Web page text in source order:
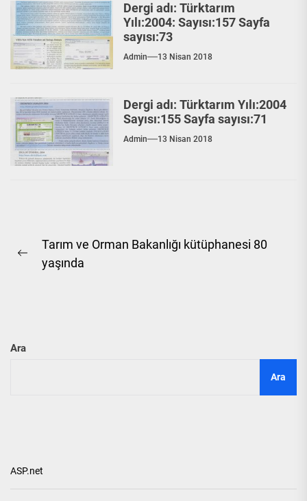
Dergi adı: Türktarım
Yılı:2004: Sayısı:157 Sayfa
sayısı:73
Admin 13 Nisan 2018
Dergi adı: Türktarım Yılı:2004
Sayısı:155 Sayfa sayısı:71
Admin 13 Nisan 2018
gezinmesi
Previous
Tarım ve Orman Bakanlığı kütüphanesi 80
yaşında
Ara
Ara
ASP.net